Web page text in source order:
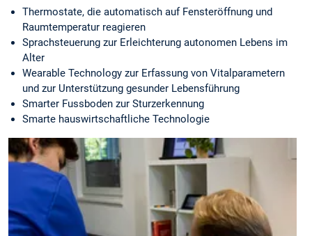
Thermostate, die automatisch auf Fensteröffnung und
Raumtemperatur reagieren
Sprachsteuerung zur Erleichterung autonomen Lebens im
Alter
Wearable Technology zur Erfassung von Vitalparametern
und zur Unterstützung gesunder Lebensführung
Smarter Fussboden zur Sturzerkennung
Smarte hauswirtschaftliche Technologie